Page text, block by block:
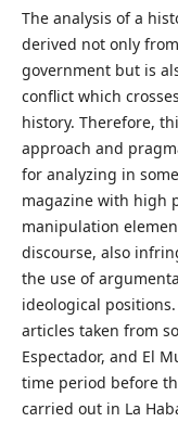
The analysis of a
derived not only
government but is
conflict which
history. Therefore,
approach and
for analyzing in
magazine with high
manipulation
discourse, also
the use of
ideological
articles taken from
Espectador, and El
time period before
carried out in La